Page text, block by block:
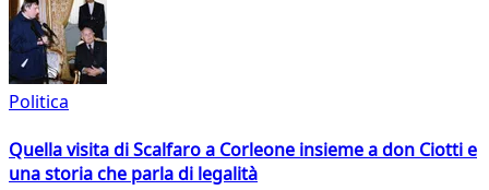
Politica
Quella visita di Scalfaro a Corleone insieme a don Ciotti e
una storia che parla di legalità